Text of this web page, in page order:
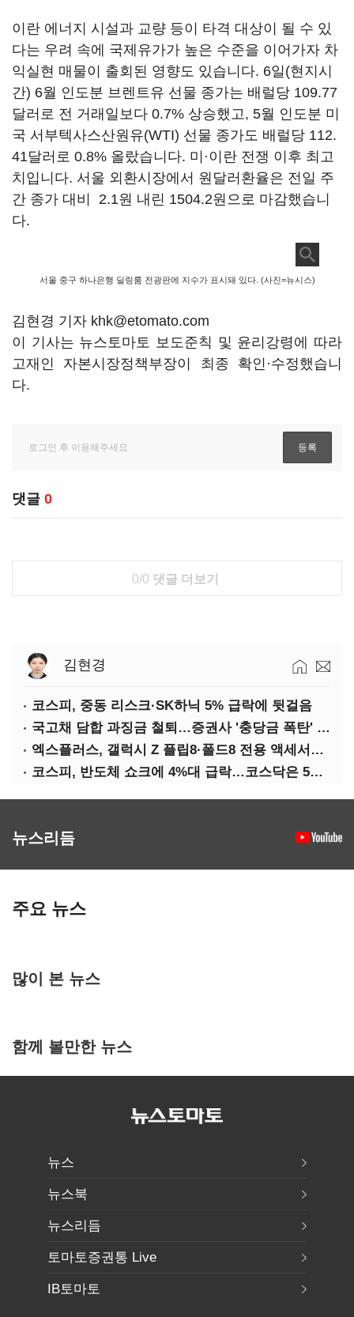
이란 에너지 시설과 교량 등이 타격 대상이 될 수 있
다는 우려 속에 국제유가가 높은 수준을 이어가자 차
익실현 매물이 출회된 영향도 있습니다. 6일(현지시
간) 6월 인도분 브렌트유 선물 종가는 배럴당 109.77
달러로 전 거래일보다 0.7% 상승했고, 5월 인도분 미
국 서부텍사스산원유(WTI) 선물 종가도 배럴당 112.
41달러로 0.8% 올랐습니다. 미·이란 전쟁 이후 최고
치입니다. 서울 외환시장에서 원달러환율은 전일 주
간 종가 대비 2.1원 내린 1504.2원으로 마감했습니
다.
서울 중구 하나은행 딜링룸 전광판에 지수가 표시돼 있다. (사진=뉴시스)
김현경 기자 khk@etomato.com
이 기사는 뉴스토마토 보도준칙 및 윤리강령에 따라
고재인 자본시장정책부장이 최종 확인·수정했습니
다.
댓글 0
0/0 댓글 더보기
김현경
코스피, 중동 리스크·SK하닉 5% 급락에 뒷걸음
국고채 담합 과징금 철퇴…증권사 '충당금 폭탄' 우려
엑스플러스, 갤럭시 Z 플립8·폴드8 전용 액세서리 출시
코스피, 반도체 쇼크에 4%대 급락…코스닥은 5거래일째 상승
뉴스리듬
주요 뉴스
많이 본 뉴스
함께 볼만한 뉴스
뉴스
뉴스북
뉴스리듬
토마토증권통 Live
IB토마토